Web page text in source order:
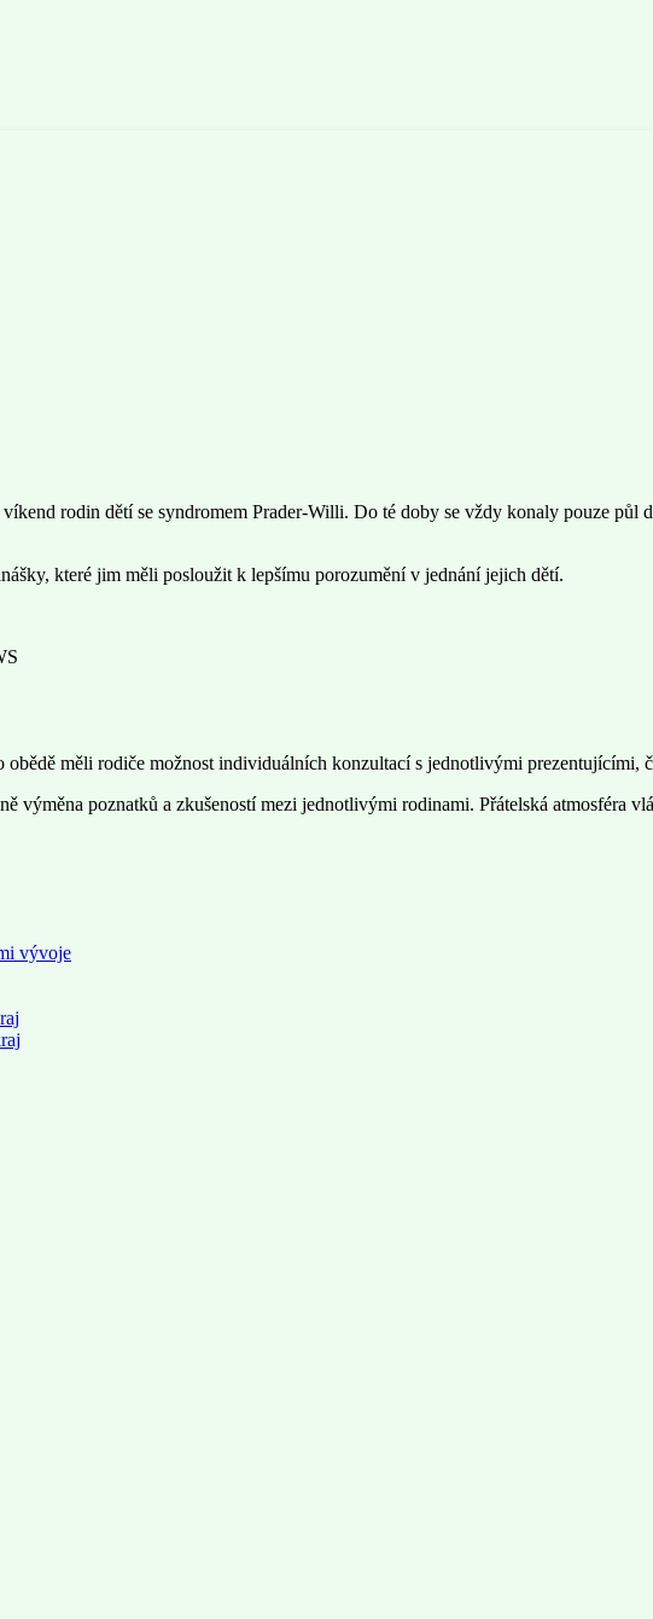
vývoje
rodin dětí se syndromem Prader-Willi. Do té doby se vždy konaly pouze půl
které jim měli posloužit k lepšímu porozumění v jednání jejich dětí.
měli rodiče možnost individuálních konzultací s jednotlivými prezentujícími,
poznatků a zkušeností mezi jednotlivými rodinami. Přátelská atmosféra